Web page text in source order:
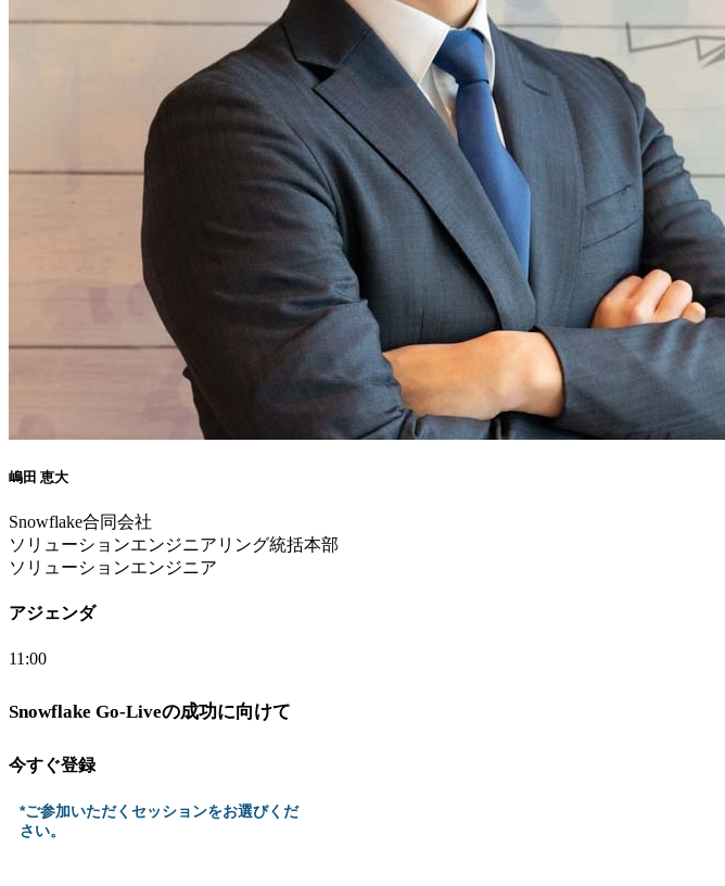
嶋田 恵大
Snowflake合同会社
ソリューションエンジニアリング統括本部
ソリューションエンジニア
アジェンダ
11:00
Snowflake Go-Liveの成功に向けて
今すぐ登録
*ご参加いただくセッションをお選びくだ
さい。